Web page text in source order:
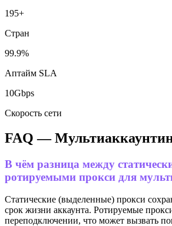
195+
Стран
99.9%
Аптайм SLA
10Gbps
Скорость сети
FAQ —
В чём разница между
ротируемыми прокси для
Статические (выделенные) прокси
срок жизни аккаунта. Ротируемые
переподключении, что может вызвать